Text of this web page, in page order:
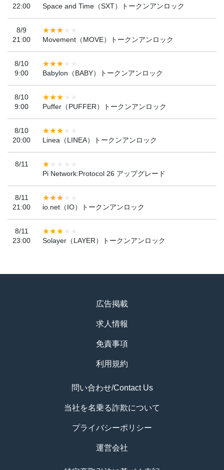
22:00
Space and Time（SXT）トークンアンロック
8/9
21:00
Movement（MOVE）トークンアンロック
8/10
9:00
Babylon（BABY）トークンアンロック
8/10
9:00
Puffer（PUFFER）トークンアンロック
8/10
20:00
Linea（LINEA）トークンアンロック
8/11
Pi Network:Protocol 26 アップグレード
8/11
21:00
io.net（IO）トークンアンロック
8/11
23:00
Solayer（LAYER）トークンアンロック
広告掲載
求人情報
免責事項
利用規約
問い合わせ/Contact Us
当社を名乗る詐欺について
プライバシーポリシー
運営会社